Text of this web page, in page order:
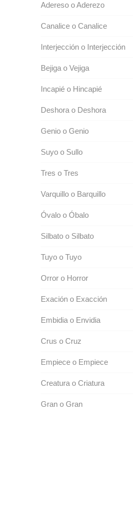
Adereso o Aderezo
Canalice o Canalice
Interjección o Interjección
Bejiga o Vejiga
Incapié o Hincapié
Deshora o Deshora
Genio o Genio
Suyo o Sullo
Tres o Tres
Varquillo o Barquillo
Óvalo o Óbalo
Silbato o Silbato
Tuyo o Tuyo
Orror o Horror
Exación o Exacción
Embidia o Envidia
Crus o Cruz
Empiece o Empiece
Creatura o Criatura
Gran o Gran